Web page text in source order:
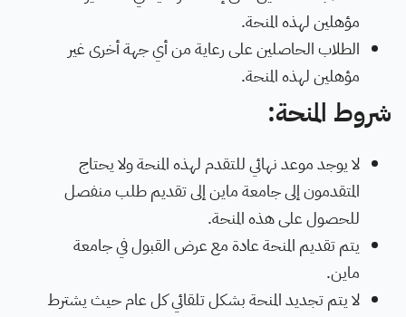
مؤهلين لهذه المنحة.
الطلاب الحاصلين على رعاية من أي جهة أخرى غير
مؤهلين لهذه المنحة.
شروط المنحة:
لا يوجد موعد نهائي للتقدم لهذه المنحة ولا يحتاج
المتقدمون إلى جامعة ماين إلى تقديم طلب منفصل
للحصول على هذه المنحة.
يتم تقديم المنحة عادة مع عرض القبول في جامعة
ماين.
لا يتم تجديد المنحة بشكل تلقائي كل عام حيث يشترط